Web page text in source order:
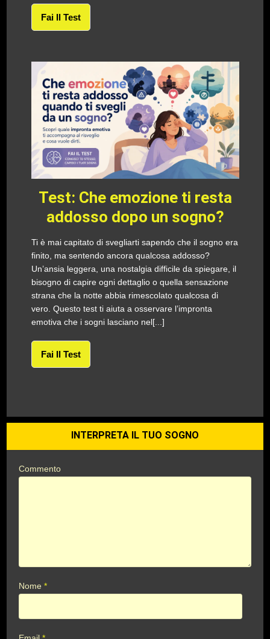
Fai Il Test
Test: Che emozione ti resta
addosso dopo un sogno?
Ti è mai capitato di svegliarti sapendo che il sogno era
finito, ma sentendo ancora qualcosa addosso?
Un’ansia leggera, una nostalgia difficile da spiegare, il
bisogno di capire ogni dettaglio o quella sensazione
strana che la notte abbia rimescolato qualcosa di
vero. Questo test ti aiuta a osservare l’impronta
emotiva che i sogni lasciano nel[...]
Fai Il Test
INTERPRETA IL TUO SOGNO
Commento
Nome*